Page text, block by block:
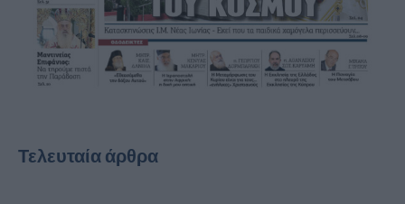
Τελευταία άρθρα